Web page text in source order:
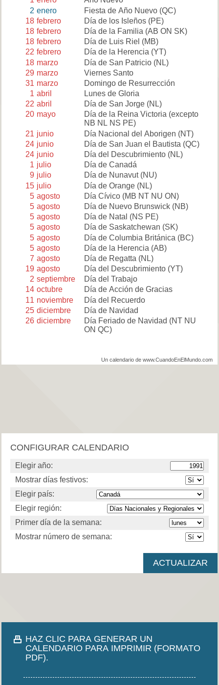
2 enero Fiesta de Año Nuevo(QC)
18 febrero Día de los Isleños(PE)
18 febrero Día de la Familia (AB ON SK)
18 febrero Día de Luis Riel (MB)
22 febrero Día de la Herencia (YT)
18 marzo Día de San Patricio(NL)
29 marzo
Viernes Santo
31 marzo
Domingo de Resurrección
1 abril
Lunes de Gloria
22 abril Día de San Jorge(NL)
20 mayo Día de la Reina Victoria(excepto
NB NL NS PE)
21 junio Día Nacional del Aborigen (NT)
24 junio Día de San Juan el Bautista (QC)
24 junio Día del Descubrimiento(NL)
1 julio
Día de Canadá
9 julio Día de Nunavut(NU)
15 julio Día de Orange(NL)
5 agosto Día Cívico(MB NT NU ON)
5 agosto Día de Nuevo Brunswick(NB)
5 agosto Día de Natal (NS PE)
5 agosto Día de Saskatchewan (SK)
5 agosto Día de Columbia Británica (BC)
5 agosto Día de la Herencia (AB)
7 agosto Día de Regatta (NL)
19 agosto Día del Descubrimiento(YT)
2 septiembre
Día del Trabajo
14 octubre
Día de Acción de Gracias
11 noviembre
Día del Recuerdo
25 diciembre
Día de Navidad
26 diciembre Día Feriado de Navidad (NT NU
ON QC)
Un calendario de www.CuandoEnElMundo.com
CONFIGURAR CALENDARIO
Elegir año:
Mostrar días festivos:
Elegir país:
Elegir región:
Primer día de la semana:
Mostrar número de semana:
HAZ CLIC PARA GENERAR UN
CALENDARIO PARA IMPRIMIR (FORMATO
PDF).